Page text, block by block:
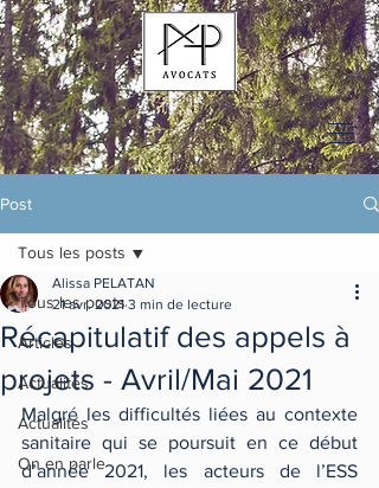
Post
Tous les posts
Articles
Actualités
Actualités
On en parle
Tous les posts
Récapitulatif des appels à
projets - Avril/Mai 2021
Alissa PELATAN
21 avr. 2021 3 min de lecture
Malgré les difficultés liées au contexte
sanitaire qui se poursuit en ce début
d’année 2021, les acteurs de l’ESS